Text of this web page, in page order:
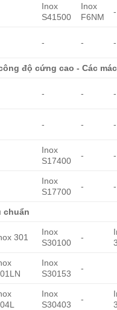
Inox
S41500
Inox
F6NM
-
- - -
độ cứng cao - Các
- - -
- - -
Inox
S17400
- -
Inox
S17700
- -
chuẩn
301
Inox
S30100
-
Inox
S30153
-
Inox
S30403
-